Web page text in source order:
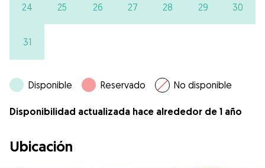
24 25 26 27 28 29 30
31
Disponible Reservado No disponible
Disponibilidad actualizada hace alrededor de 1 año
Ubicación